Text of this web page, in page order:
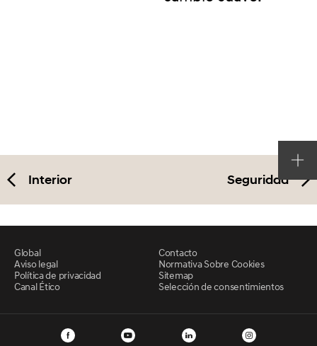
Interior Seguridad
Global
Contacto
Aviso legal
Normativa Sobre Cookies
Política de privacidad
Sitemap
Canal Ético
Selección de consentimientos